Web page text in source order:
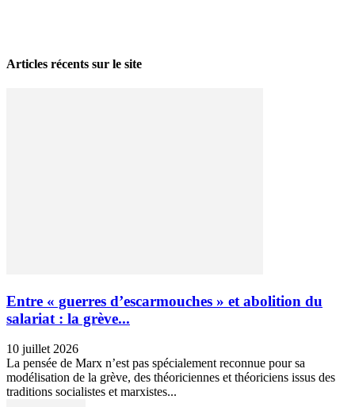
Articles récents sur le site
Entre « guerres d’escarmouches » et abolition du
salariat : la grève...
10 juillet 2026
La pensée de Marx n’est pas spécialement reconnue pour sa
modélisation de la grève, des théoriciennes et théoriciens issus des
traditions socialistes et marxistes...